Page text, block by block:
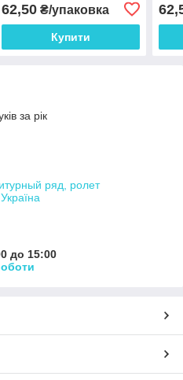
62,50₴/упаковка
Купити
за рік
ряд, ролет
до 15:00